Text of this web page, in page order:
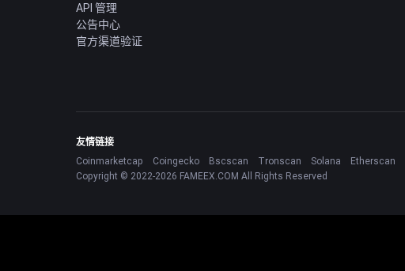
API 管理
公告中心
官方渠道验证
友情链接
Coinmarketcap
Coingecko Bscscan Tronscan Solana Etherscan
Copyright © 2022-2026 FAMEEX.COM All Rights Reserved